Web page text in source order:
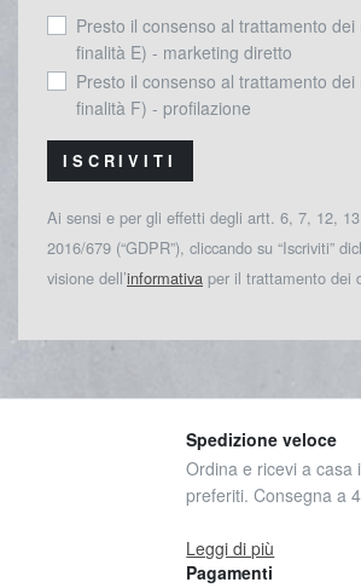
Presto il consenso al trattamento
finalità E) - marketing diretto
Presto il consenso al trattamento
finalità F) - profilazione
ISCRIVITI
Ai sensi e per gli effetti degli artt. 6, 7, 12,
2016/679 (“GDPR”), cliccando su “Iscriviti”
visione dell’informativa per il trattamento dei
Spedizione veloce
Ordina e ricevi a casa
preferiti. Consegna a
Leggi di più
Pagamenti